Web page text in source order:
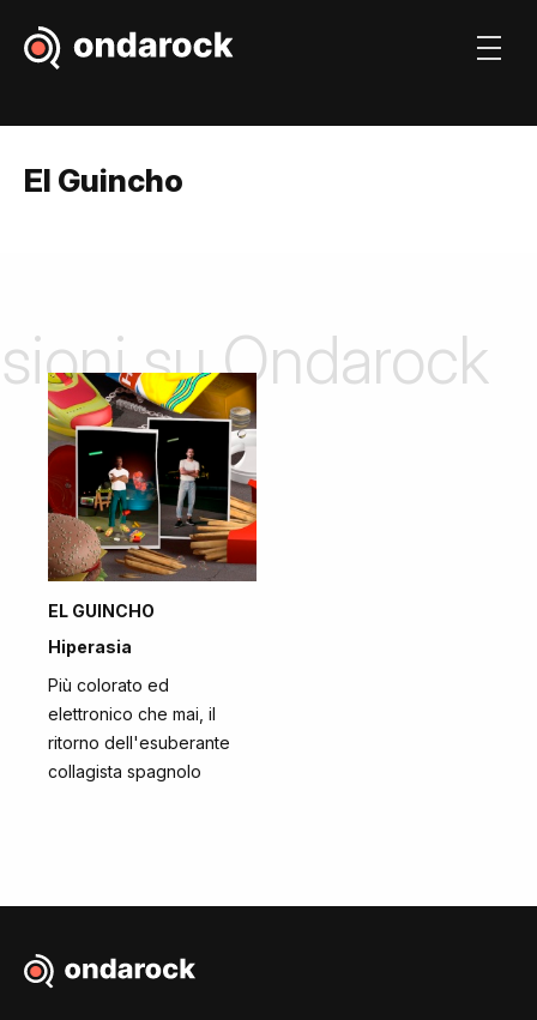
El Guincho
su Ondarock
EL GUINCHO
Hiperasia
Più colorato ed
elettronico che mai, il
ritorno dell'esuberante
collagista spagnolo